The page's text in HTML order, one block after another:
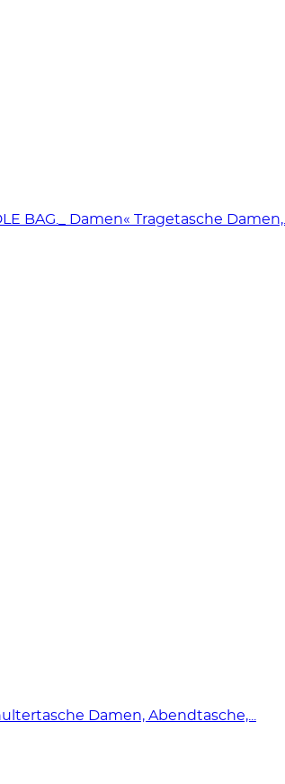
BAG._ Damen« Tragetasche Damen,...
Damen, Abendtasche,...